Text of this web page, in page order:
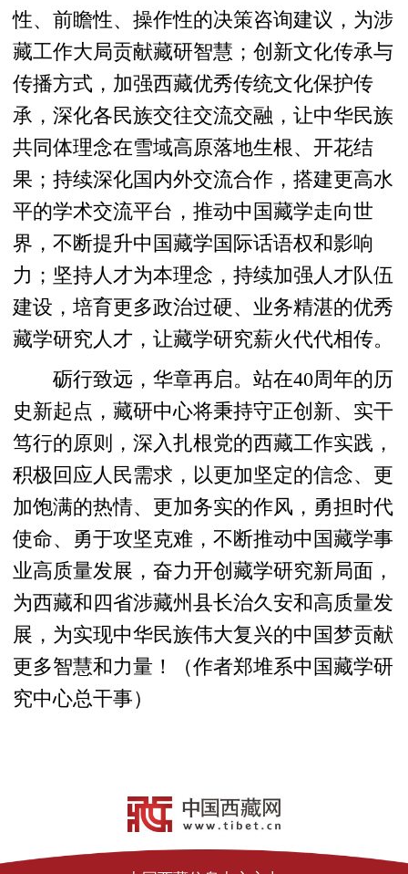
性、前瞻性、操作性的决策咨询建议，为涉
藏工作大局贡献藏研智慧；创新文化传承与
传播方式，加强西藏优秀传统文化保护传
承，深化各民族交往交流交融，让中华民族
共同体理念在雪域高原落地生根、开花结
果；持续深化国内外交流合作，搭建更高水
平的学术交流平台，推动中国藏学走向世
界，不断提升中国藏学国际话语权和影响
力；坚持人才为本理念，持续加强人才队伍
建设，培育更多政治过硬、业务精湛的优秀
藏学研究人才，让藏学研究薪火代代相传。
砺行致远，华章再启。站在40周年的历
史新起点，藏研中心将秉持守正创新、实干
笃行的原则，深入扎根党的西藏工作实践，
积极回应人民需求，以更加坚定的信念、更
加饱满的热情、更加务实的作风，勇担时代
使命、勇于攻坚克难，不断推动中国藏学事
业高质量发展，奋力开创藏学研究新局面，
为西藏和四省涉藏州县长治久安和高质量发
展，为实现中华民族伟大复兴的中国梦贡献
更多智慧和力量！（作者郑堆系中国藏学研
究中心总干事）